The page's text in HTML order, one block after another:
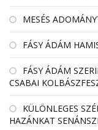
MESÉS
FÁSY ÁDÁM
FÁSY ÁDÁM
CSABAI
KÜLÖNLEGES
HAZÁNKAT